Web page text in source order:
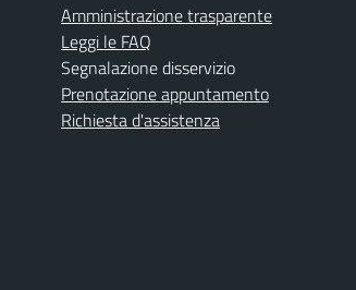
Amministrazione trasparente
Leggi le FAQ
Segnalazione disservizio
Prenotazione appuntamento
Richiesta d'assistenza